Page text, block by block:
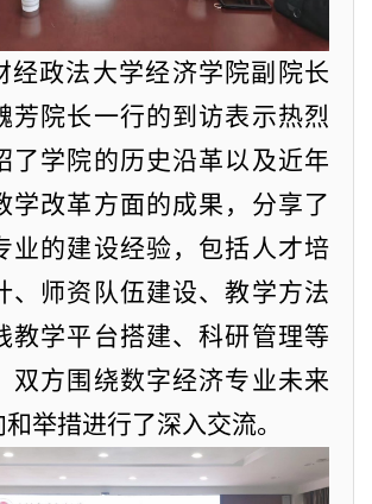
经政法大学经济学院副院长
芳院长一行的到访表示热烈
了学院的历史沿革以及近年
学改革方面的成果，分享了
业的建设经验，包括人才培
、师资队伍建设、教学方法
教学平台搭建、科研管理等
双方围绕数字经济专业未来
举措进行了深入交流。